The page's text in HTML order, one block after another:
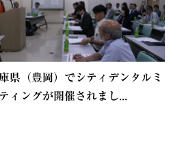
県（豊岡）でシティデンタルミ
ィングが開催されまし...